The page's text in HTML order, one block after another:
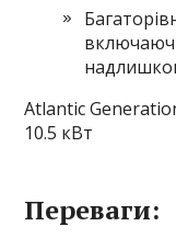
Atlantic
10.5 кВт
Переваги: